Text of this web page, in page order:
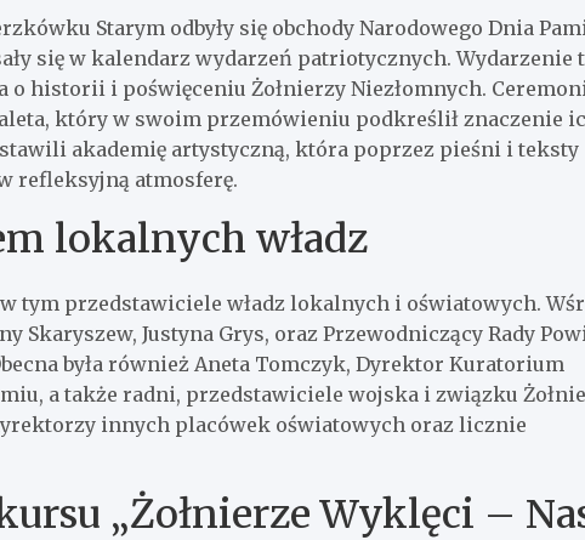
Starym odbyły się obchody Narodowego Dnia
się w kalendarz wydarzeń patriotycznych. Wydarzenie
historii i poświęceniu Żołnierzy Niezłomnych.
który w swoim przemówieniu podkreślił znaczenie
akademię artystyczną, która poprzez pieśni i teksty
refleksyjną atmosferę.
lokalnych władz
tym przedstawiciele władz lokalnych i oświatowych.
Justyna Grys, oraz Przewodniczący Rady
była również Aneta Tomczyk, Dyrektor Kuratorium
a także radni, przedstawiciele wojska i związku
innych placówek oświatowych oraz licznie
„Żołnierze Wyklęci –